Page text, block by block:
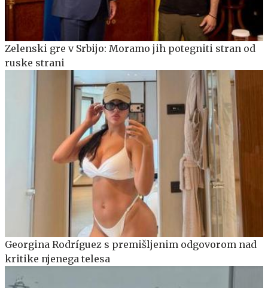
Zelenski gre v Srbijo: Moramo jih potegniti stran od
ruske strani
Georgina Rodríguez s premišljenim odgovorom nad
kritike njenega telesa